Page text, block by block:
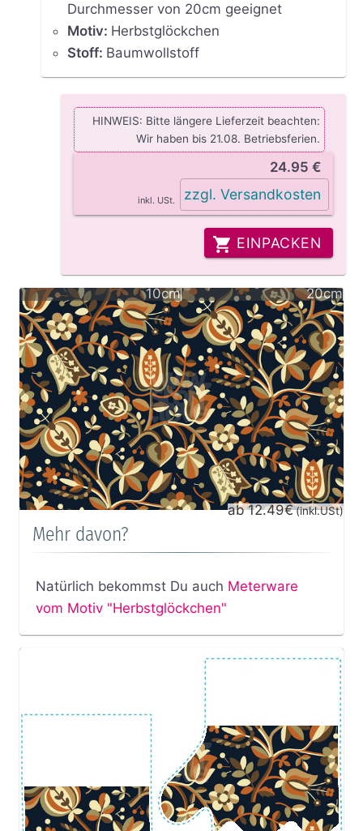
Durchmesser von 20cm geeignet
Motiv: Herbstglöckchen
Stoff: Baumwollstoff
HINWEIS: Bitte längere Lieferzeit beachten:
Wir haben bis 21.08. Betriebsferien.
24.95 €
inkl. USt. zzgl. Versandkosten
EINPACKEN
10cm 20cm
ab 12.49€(inkl.USt)
Mehr davon?
Natürlich bekommst Du auch Meterware
vom Motiv "Herbstglöckchen"